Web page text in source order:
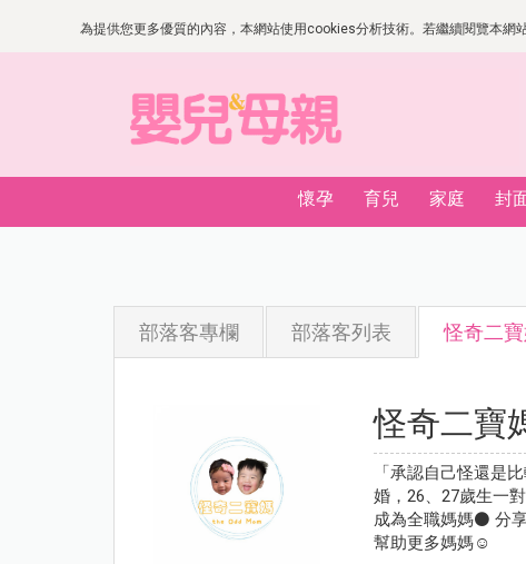
為提供您更多優質的內容，本網站使用cookies分析技術。若繼續閱覽本
懷孕 育兒 家庭 封
部落客專欄 部落客列表 怪奇二
怪奇二寶
「承認自己怪還是
婚，26、27歲生一
成為全職媽媽⚫ 分
幫助更多媽媽☺